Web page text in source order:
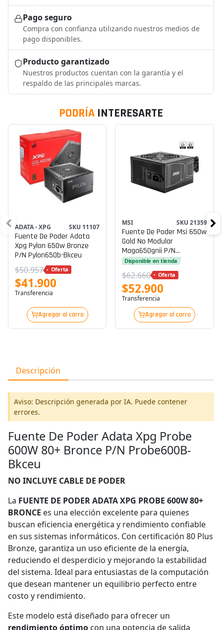
Pago seguro
Compra con confianza utilizando nuestros medios de
pago disponibles.
Producto garantizado
Nuestros productos cuentan con la garantía y el
respaldo de las principales marcas.
PODRÍA INTERESARTE
ADATA - XPG SKU 11107
Fuente De Poder Adata
Xpg Pylon 650w Bronze
P/n Pylon650b-Bkceu
$50.957 Oferta
$41.900
Transferencia
Agregar al carro
MSI SKU 21359
Fuente De Poder Msi 650w
Gold No Modular
Maga650gnii P/n
Mag650gnii
Disponible en tienda
$62.660 Oferta
$52.900
Transferencia
Agregar al carro
Descripción
Aviso: Descripción generada por IA. Puede contener
errores.
Fuente De Poder Adata Xpg Probe
600W 80+ Bronce P/N Probe600B-
Bkceu
NO INCLUYE CABLE DE PODER
La FUENTE DE PODER ADATA XPG PROBE 600W 80+
BRONCE es una elección excelente para quienes
buscan eficiencia energética y rendimiento confiable
en sus sistemas informáticos. Con certificación 80 Plus
Bronze, garantiza un uso eficiente de la energía,
reduciendo el desperdicio y mejorando la estabilidad
del sistema. Ideal para entusiastas de la computación
que desean mantener un equilibrio perfecto entre
costo y rendimiento.
Este modelo está diseñado para ofrecer un
rendimiento óptimo con una potencia de salida